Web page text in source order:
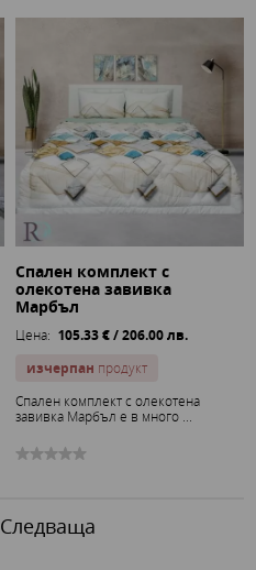
Спален комплект с
олекотена завивка
Марбъл
Цена: 105.33 € / 206.00 лв.
изчерпан продукт
Спален комплект с олекотена
завивка Марбъл е в много ...
Следваща